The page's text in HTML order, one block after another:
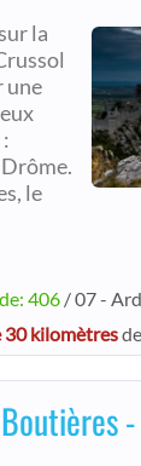
la
une
Drôme.
le
406 / 07 -
30 kilomètresde